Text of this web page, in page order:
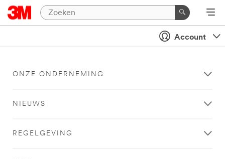
Account
ONZE ONDERNEMING
NIEUWS
REGELGEVING